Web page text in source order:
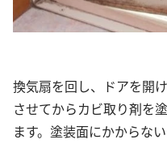
換気扇を回し、ドアを開
させてからカビ取り剤を
ます。塗装面にかからな